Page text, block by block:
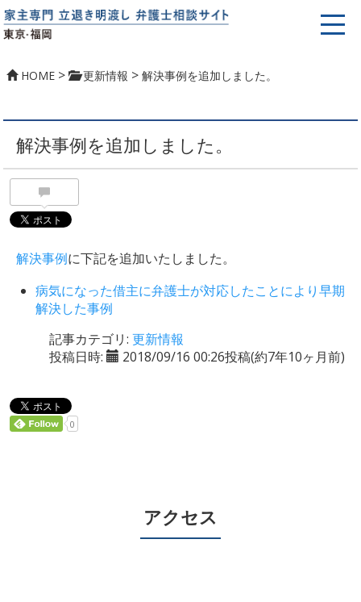
HOME > 更新情報 >解決事例を追加しました。
解決事例を追加しました。
解決事例に下記を追加いたしました。
病気になった借主に弁護士が対応したことにより早期
解決した事例
記事カテゴリ: 更新情報
投稿日時:
2018/09/16 00:26投稿(約7年10ヶ月前)
0
アクセス